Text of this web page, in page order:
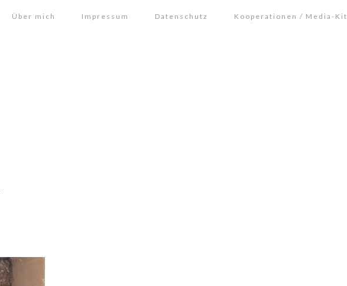
Über mich Impressum Datenschutz Kooperationen / Media-Kit